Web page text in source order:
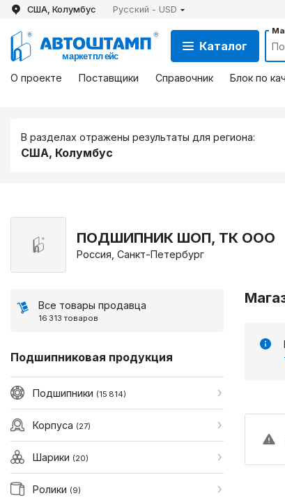
США, Колумбус Русский - USD
Каталог
О проекте
Поставщики Справочник Блок по
В разделах отражены результаты для региона:
США, Колумбус
ПОДШИПНИК ШОП, ТК ООО
Россия, Санкт-Петербург
Все товары продавца
16 313 товаров
Подшипниковая продукция
Подшипники (15 814)
Корпуса (27)
Шарики (20)
Ролики (9)